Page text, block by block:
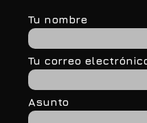
Tu nombre
Tu correo
Asunto